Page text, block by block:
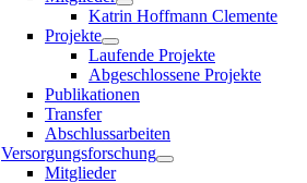
Katrin Hoffmann Clemente
Projekte
Laufende Projekte
Abgeschlossene Projekte
Publikationen
Transfer
Abschlussarbeiten
Versorgungsforschung
Mitglieder